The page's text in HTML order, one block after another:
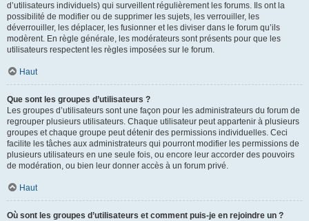
d’utilisateurs individuels) qui surveillent régulièrement les forums. Ils ont la
possibilité de modifier ou de supprimer les sujets, les verrouiller, les
déverrouiller, les déplacer, les fusionner et les diviser dans le forum qu’ils
modèrent. En règle générale, les modérateurs sont présents pour que les
utilisateurs respectent les règles imposées sur le forum.
Haut
Que sont les groupes d’utilisateurs ?
Les groupes d’utilisateurs sont une façon pour les administrateurs du forum de
regrouper plusieurs utilisateurs. Chaque utilisateur peut appartenir à plusieurs
groupes et chaque groupe peut détenir des permissions individuelles. Ceci
facilite les tâches aux administrateurs qui pourront modifier les permissions de
plusieurs utilisateurs en une seule fois, ou encore leur accorder des pouvoirs
de modération, ou bien leur donner accès à un forum privé.
Haut
Où sont les groupes d’utilisateurs et comment puis-je en rejoindre un ?